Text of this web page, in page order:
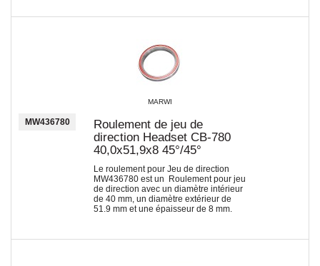
MARWI
MW436780
Roulement de jeu de
direction Headset CB-780
40,0x51,9x8 45°/45°
Le roulement pour Jeu de direction
MW436780 est un Roulement pour jeu
de direction avec un diamètre intérieur
de 40 mm, un diamètre extérieur de
51.9 mm et une épaisseur de 8 mm.